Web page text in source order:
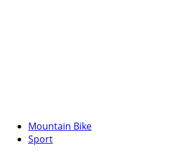
Mountain Bike
Sport